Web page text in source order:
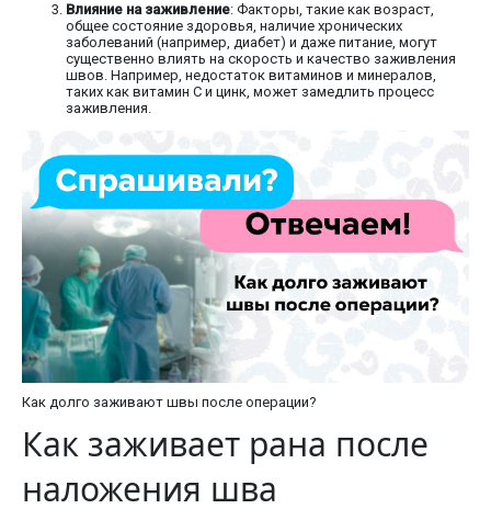
Влияние на заживление: Факторы, такие как возраст,
общее состояние здоровья, наличие хронических
заболеваний (например, диабет) и даже питание, могут
существенно влиять на скорость и качество заживления
швов. Например, недостаток витаминов и минералов,
таких как витамин C и цинк, может замедлить процесс
заживления.
Как долго заживают швы после операции?
Как заживает рана после
наложения шва